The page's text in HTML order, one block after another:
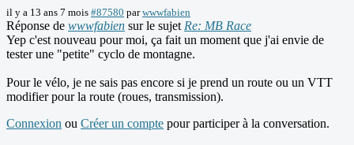
il y a 13 ans 7 mois #87580 parwwwfabien
Réponse de wwwfabien sur le sujet Re: MB Race
Yep c'est nouveau pour moi, ça fait un moment que j'ai envie de
tester une "petite" cyclo de montagne.
Pour le vélo, je ne sais pas encore si je prend un route ou un VTT
modifier pour la route (roues, transmission).
Connexion ou Créer un compte pour participer à la conversation.